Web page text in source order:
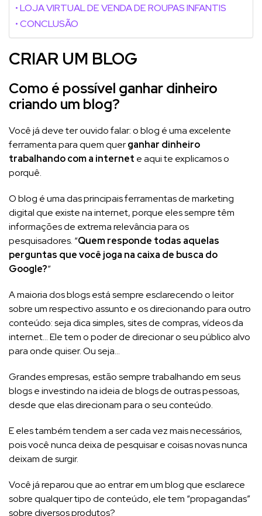
LOJA VIRTUAL DE VENDA DE ROUPAS INFANTIS
CONCLUSÃO
CRIAR UM BLOG
Como é possível ganhar dinheiro
criando um blog?
Você já deve ter ouvido falar: o blog é uma excelente
ferramenta para quem querganhar dinheiro
trabalhando com a internet e aqui te explicamos o
porquê.
O blog é uma das principais ferramentas de marketing
digital que existe na internet, porque eles sempre têm
informações de extrema relevância para os
pesquisadores. “Quem responde todas aquelas
perguntas que você joga na caixa de busca do
Google?”
A maioria dos blogs está sempre esclarecendo o leitor
sobre um respectivo assunto e os direcionando para outro
conteúdo: seja dica simples, sites de compras, vídeos da
internet… Ele tem o poder de direcionar o seu público alvo
para onde quiser. Ou seja…
Grandes empresas, estão sempre trabalhando em seus
blogs e investindo na ideia de blogs de outras pessoas,
desde que elas direcionam para o seu conteúdo.
E eles também tendem a ser cada vez mais necessários,
pois você nunca deixa de pesquisar e coisas novas nunca
deixam de surgir.
Você já reparou que ao entrar em um blog que esclarece
sobre qualquer tipo de conteúdo, ele tem “propagandas”
sobre diversos produtos?